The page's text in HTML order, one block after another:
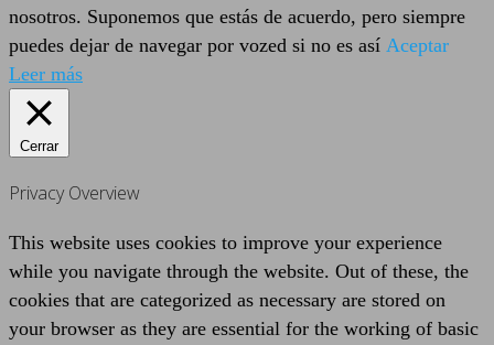
nosotros. Suponemos que estás de acuerdo, pero siempre
puedes dejar de navegar por vozed si no es así Aceptar
Leer más
Cerrar
Privacy Overview
This website uses cookies to improve your experience
while you navigate through the website. Out of these, the
cookies that are categorized as necessary are stored on
your browser as they are essential for the working of basic